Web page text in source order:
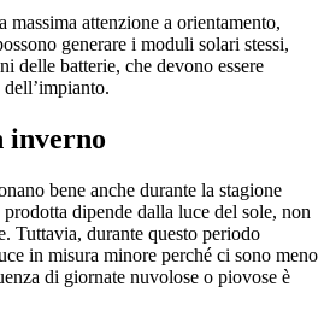
attenzione a orientamento,
generare i moduli solari stessi,
delle batterie, che devono essere
inverno
bene anche durante la stagione
dipende dalla luce del sole, non
Tuttavia, durante questo periodo
in misura minore perché ci sono meno
di giornate nuvolose o piovose è